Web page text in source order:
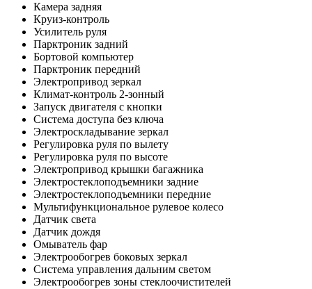
Камера задняя
Круиз-контроль
Усилитель руля
Парктроник задний
Бортовой компьютер
Парктроник передний
Электропривод зеркал
Климат-контроль 2-зонный
Запуск двигателя с кнопки
Система доступа без ключа
Электроскладывание зеркал
Регулировка руля по вылету
Регулировка руля по высоте
Электропривод крышки багажника
Электростеклоподъемники задние
Электростеклоподъемники передние
Мультифункциональное рулевое колесо
Датчик света
Датчик дождя
Омыватель фар
Электрообогрев боковых зеркал
Система управления дальним светом
Электрообогрев зоны стеклоочистителей